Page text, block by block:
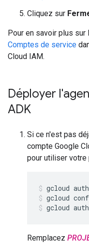
Cliquez sur
Pour en savoir plus
Comptes de service
Cloud IAM.
Déployer
ADK
Si ce n'est pas
compte Google
pour utiliser votre
gcloud auth
gcloud
gcloud auth
Remplacez